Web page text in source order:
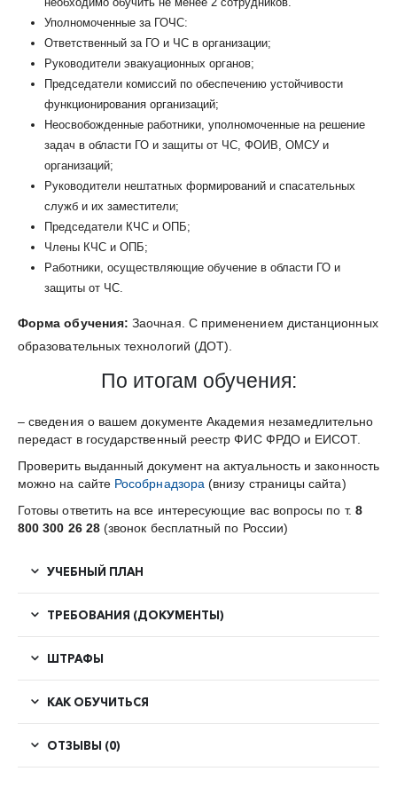
Уполномоченные за ГОЧС:
Ответственный за ГО и ЧС в организации;
Руководители эвакуационных органов;
Председатели комиссий по обеспечению устойчивости
функционирования организаций;
Неосвобожденные работники, уполномоченные на решение
задач в области ГО и защиты от ЧС, ФОИВ, ОМСУ и
организаций;
Руководители нештатных формирований и спасательных
служб и их заместители;
Председатели КЧС и ОПБ;
Члены КЧС и ОПБ;
Работники, осуществляющие обучение в области ГО и
защиты от ЧС.
Форма обучения: Заочная. С применением дистанционных
образовательных технологий (ДОТ).
По итогам обучения:
– сведения о вашем документе Академия незамедлительно
передаст в государственный реестр ФИС ФРДО и ЕИСОТ.
Проверить выданный документ на актуальность и законность
можно на сайте Рособрнадзора (внизу страницы сайта)
Готовы ответить на все интересующие вас вопросы по т. 8
800 300 26 28(звонок бесплатный по России)
УЧЕБНЫЙ ПЛАН
ТРЕБОВАНИЯ (ДОКУМЕНТЫ)
ШТРАФЫ
КАК ОБУЧИТЬСЯ
ОТЗЫВЫ (0)